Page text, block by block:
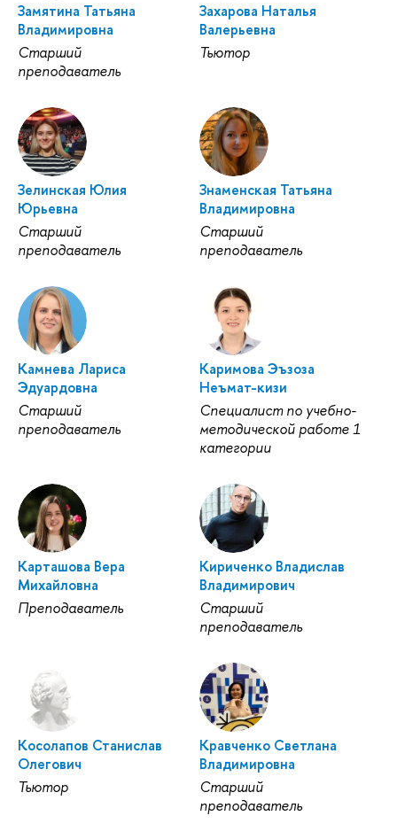
Замятина Татьяна
Владимировна
Старший
преподаватель
Захарова Наталья
Валерьевна
Тьютор
Зелинская Юлия
Юрьевна
Старший
преподаватель
Знаменская Татьяна
Владимировна
Старший
преподаватель
Камнева Лариса
Эдуардовна
Старший
преподаватель
Каримова Эъзоза
Неъмат-кизи
Специалист по учебно-
методической работе 1
категории
Карташова Вера
Михайловна
Преподаватель
Кириченко Владислав
Владимирович
Старший
преподаватель
Косолапов Станислав
Олегович
Тьютор
Кравченко Светлана
Владимировна
Старший
преподаватель